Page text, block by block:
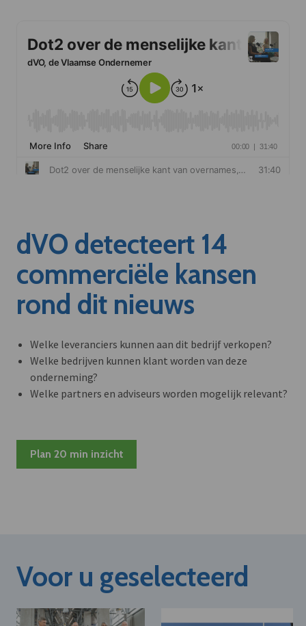
dVO detecteert 14
commerciële kansen
rond dit nieuws
Welke leveranciers kunnen aan dit bedrijf verkopen?
Welke bedrijven kunnen klant worden van deze
onderneming?
Welke partners en adviseurs worden mogelijk relevant?
Plan 20 min inzicht
Voor u geselecteerd